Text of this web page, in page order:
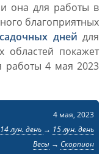
она для работы в
благоприятных
дней для
областей покажет
работы 4 мая 2023
4 мая, 2023
14 лун. день → 15 лун. день
Весы→ Скорпион